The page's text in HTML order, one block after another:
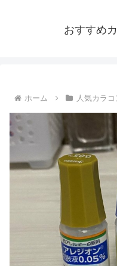
おすすめ
ホーム 人気カラコ